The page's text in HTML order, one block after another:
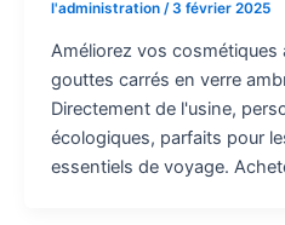
l'administration /3 février 2025
Améliorez vos
gouttes carrés en verre
Directement de l'usine,
écologiques, parfaits pour
essentiels de voyage.